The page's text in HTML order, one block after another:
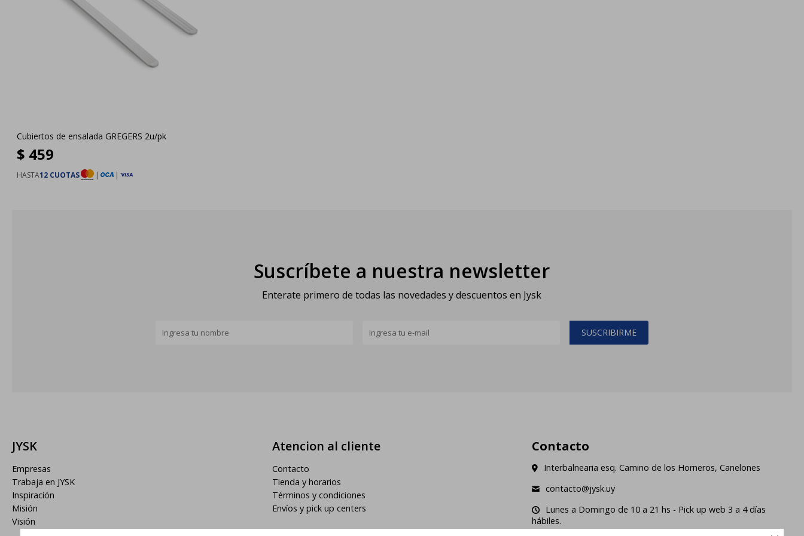
Cubiertos de ensalada GREGERS 2u/pk
$ 459
HASTA12 CUOTAS | |
Suscríbete a nuestra newsletter
Enterate primero de todas las novedades y descuentos en Jysk
SUSCRIBIRME
JYSK
Empresas
Trabaja en JYSK
Inspiración
Misión
Visión
Atencion al cliente
Contacto
Tienda y horarios
Términos y condiciones
Envíos y pick up centers
Contacto
Interbalnearia esq. Camino de los Horneros, Canelones
contacto@jysk.uy
Lunes a Domingo de 10 a 21 hs - Pick up web 3 a 4 días
hábiles.